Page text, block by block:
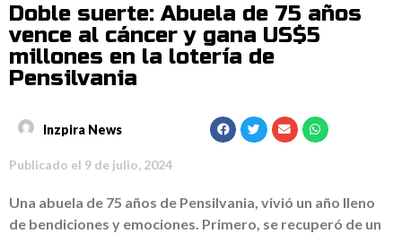
Doble suerte: Abuela de 75 años
vence al cáncer y gana US$5
millones en la lotería de
Pensilvania
Inzpira News
Publicado el 9 de julio, 2024
Una abuela de 75 años de Pensilvania, vivió un año lleno
de bendiciones y emociones. Primero, se recuperó de un